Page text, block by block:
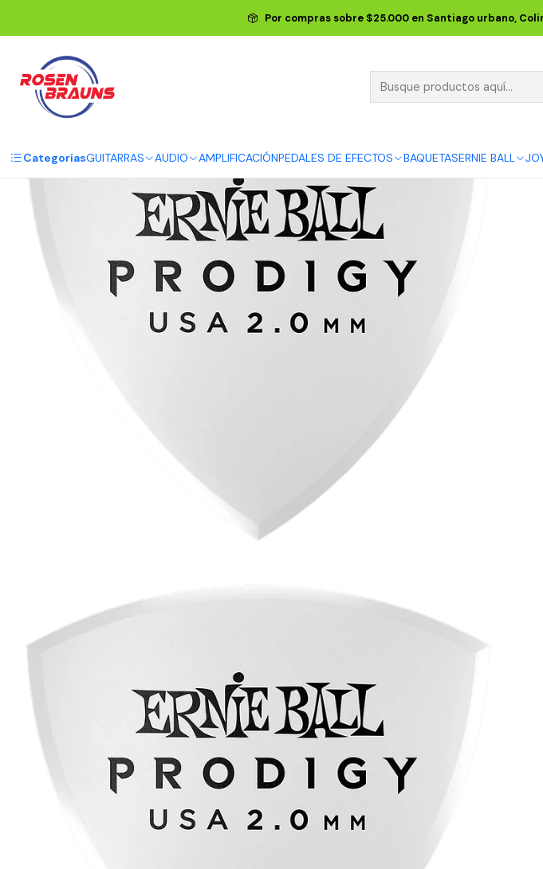
CategoríasGUITARRAS AUDIO AMPLIFICACIÓNPEDALES DE EFECTOS BAQUETASERNIE BALL
Por compras sobre $25.000 en Santiago urbano,
ERNIE BALL ACCESORIOS ERNIE BALL Uñetas ERNIE BALL